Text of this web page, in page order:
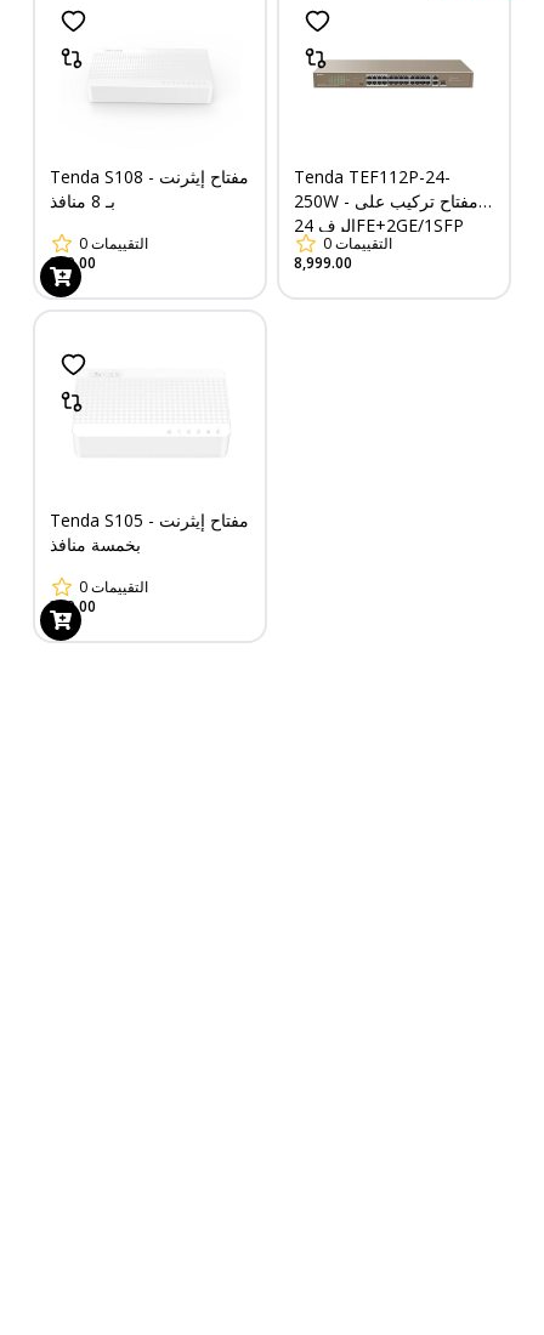
Tenda S108 - مفتاح إيثرنت
بـ 8 منافذ
0التقييمات
349.00
Tenda TEF112P-24-
250W - مفتاح تركيب على
الرف 24FE+2GE/1SFP
0التقييمات
8,999.00
Tenda S105 - مفتاح إيثرنت
بخمسة منافذ
0التقييمات
339.00